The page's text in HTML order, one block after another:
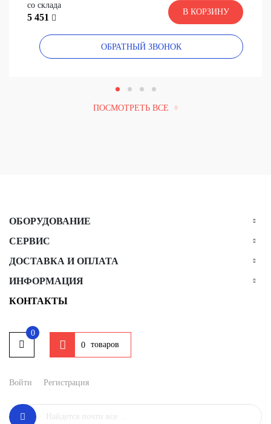
со склада
5 451
В КОРЗИНУ
ОБРАТНЫЙ ЗВОНОК
ПОСМОТРЕТЬ ВСЕ
ОБОРУДОВАНИЕ
СЕРВИС
ДОСТАВКА И ОПЛАТА
ИНФОРМАЦИЯ
КОНТАКТЫ
0
0 товаров
Войти Регистрация